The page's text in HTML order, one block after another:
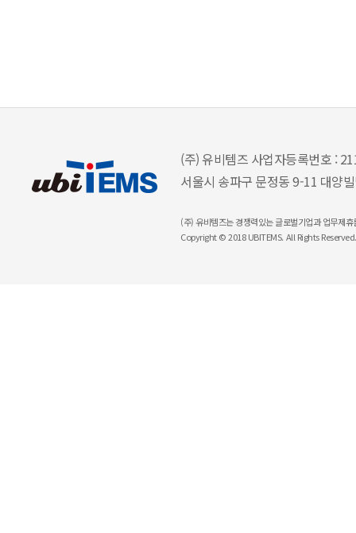
(주) 유비템즈 사업자등록번호 :
서울시 송파구 문정동 9-11 대양
(주) 유비템즈는 경쟁력있는 글로벌기업과 업무제
Copyright © 2018 UBITEMS. All Rights Reserved.